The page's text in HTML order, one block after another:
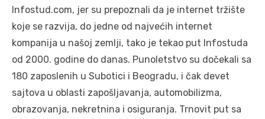
Infostud.com, jer su prepoznali da je internet tržište
koje se razvija, do jedne od najvećih internet
kompanija u našoj zemlji, tako je tekao put Infostuda
od 2000. godine do danas. Punoletstvo su dočekali sa
180 zaposlenih u Subotici i Beogradu, i čak devet
sajtova u oblasti zapošljavanja, automobilizma,
obrazovanja, nekretnina i osiguranja. Trnovit put sa